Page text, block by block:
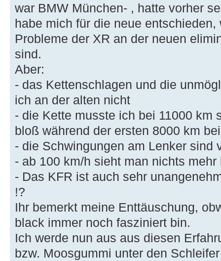
war BMW München- , hatte vorher
habe mich für die neue
Probleme der XR an der neuen
sind.
Aber:
- das Kettenschlagen und die
ich an der alten nicht
- die Kette musste ich bei 11000 km
bloß während der ersten 8000 km
- die Schwingungen am Lenker sind
- ab 100 km/h sieht man nichts mehr
- Das KFR ist auch sehr
!?
Ihr bemerkt meine Enttäuschung,
black immer noch fasziniert bin.
Ich werde nun aus aus diesen
bzw. Moosgummi unter den